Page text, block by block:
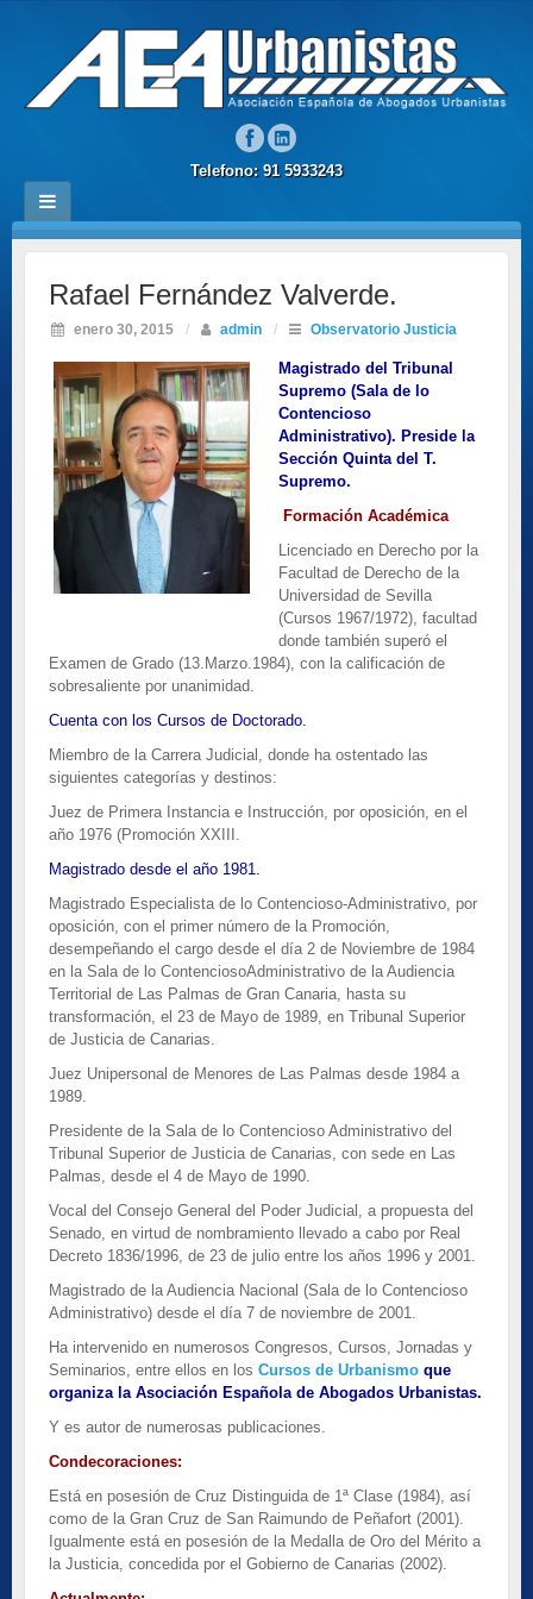
Telefono: 91 5933243
Rafael Fernández Valverde.
enero 30, 2015 / admin / Observatorio Justicia
Magistrado del Tribunal
Supremo (Sala de lo
Contencioso
Administrativo). Preside la
Sección Quinta del T.
Supremo.
Formación Académica
Licenciado en Derecho por la
Facultad de Derecho de la
Universidad de Sevilla
(Cursos 1967/1972), facultad
donde también superó el
Examen de Grado (13.Marzo.1984), con la calificación de
sobresaliente por unanimidad.
Cuenta con los Cursos de Doctorado.
Miembro de la Carrera Judicial, donde ha ostentado las
siguientes categorías y destinos:
Juez de Primera Instancia e Instrucción, por oposición, en el
año 1976 (Promoción XXIII.
Magistrado desde el año 1981.
Magistrado Especialista de lo Contencioso-Administrativo, por
oposición, con el primer número de la Promoción,
desempeñando el cargo desde el día 2 de Noviembre de 1984
en la Sala de lo ContenciosoAdministrativo de la Audiencia
Territorial de Las Palmas de Gran Canaria, hasta su
transformación, el 23 de Mayo de 1989, en Tribunal Superior
de Justicia de Canarias.
Juez Unipersonal de Menores de Las Palmas desde 1984 a
1989.
Presidente de la Sala de lo Contencioso Administrativo del
Tribunal Superior de Justicia de Canarias, con sede en Las
Palmas, desde el 4 de Mayo de 1990.
Vocal del Consejo General del Poder Judicial, a propuesta del
Senado, en virtud de nombramiento llevado a cabo por Real
Decreto 1836/1996, de 23 de julio entre los años 1996 y 2001.
Magistrado de la Audiencia Nacional (Sala de lo Contencioso
Administrativo) desde el día 7 de noviembre de 2001.
Ha intervenido en numerosos Congresos, Cursos, Jornadas y
Seminarios, entre ellos en los Cursos de Urbanismo que
organiza la Asociación Española de Abogados Urbanistas.
Y es autor de numerosas publicaciones.
Condecoraciones:
Está en posesión de Cruz Distinguida de 1ª Clase (1984), así
como de la Gran Cruz de San Raimundo de Peñafort (2001).
Igualmente está en posesión de la Medalla de Oro del Mérito a
la Justicia, concedida por el Gobierno de Canarias (2002).